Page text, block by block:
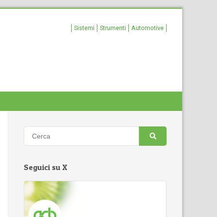
Sistemi Strumenti Automotive
Seguici su X